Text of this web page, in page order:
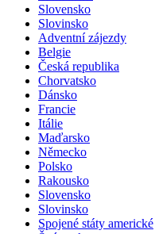
Slovensko
Slovinsko
Adventní zájezdy
Belgie
Česká republika
Chorvatsko
Dánsko
Francie
Itálie
Maďarsko
Německo
Polsko
Rakousko
Slovensko
Slovinsko
Spojené státy americké